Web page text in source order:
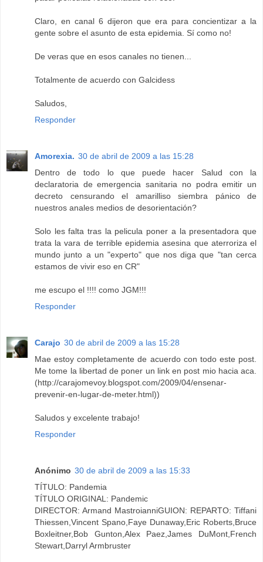
Claro, en canal 6 dijeron que era para concientizar a la
gente sobre el asunto de esta epidemia. Sí como no!
De veras que en esos canales no tienen...
Totalmente de acuerdo con Galcidess
Saludos,
Responder
Amorexia. 30 de abril de 2009 a las 15:28
Dentro de todo lo que puede hacer Salud con la
declaratoria de emergencia sanitaria no podra emitir un
decreto censurando el amarilliso siembra pánico de
nuestros anales medios de desorientación?
Solo les falta tras la pelicula poner a la presentadora que
trata la vara de terrible epidemia asesina que aterroriza el
mundo junto a un "experto" que nos diga que "tan cerca
estamos de vivir eso en CR"
me escupo el !!!! como JGM!!!
Responder
Carajo 30 de abril de 2009 a las 15:28
Mae estoy completamente de acuerdo con todo este post.
Me tome la libertad de poner un link en post mio hacia aca.
(http://carajomevoy.blogspot.com/2009/04/ensenar-
prevenir-en-lugar-de-meter.html))
Saludos y excelente trabajo!
Responder
Anónimo 30 de abril de 2009 a las 15:33
TÍTULO: Pandemia
TÍTULO ORIGINAL: Pandemic
DIRECTOR: Armand MastroianniGUION: REPARTO: Tiffani
Thiessen,Vincent Spano,Faye Dunaway,Eric Roberts,Bruce
Boxleitner,Bob Gunton,Alex Paez,James DuMont,French
Stewart,Darryl Armbruster